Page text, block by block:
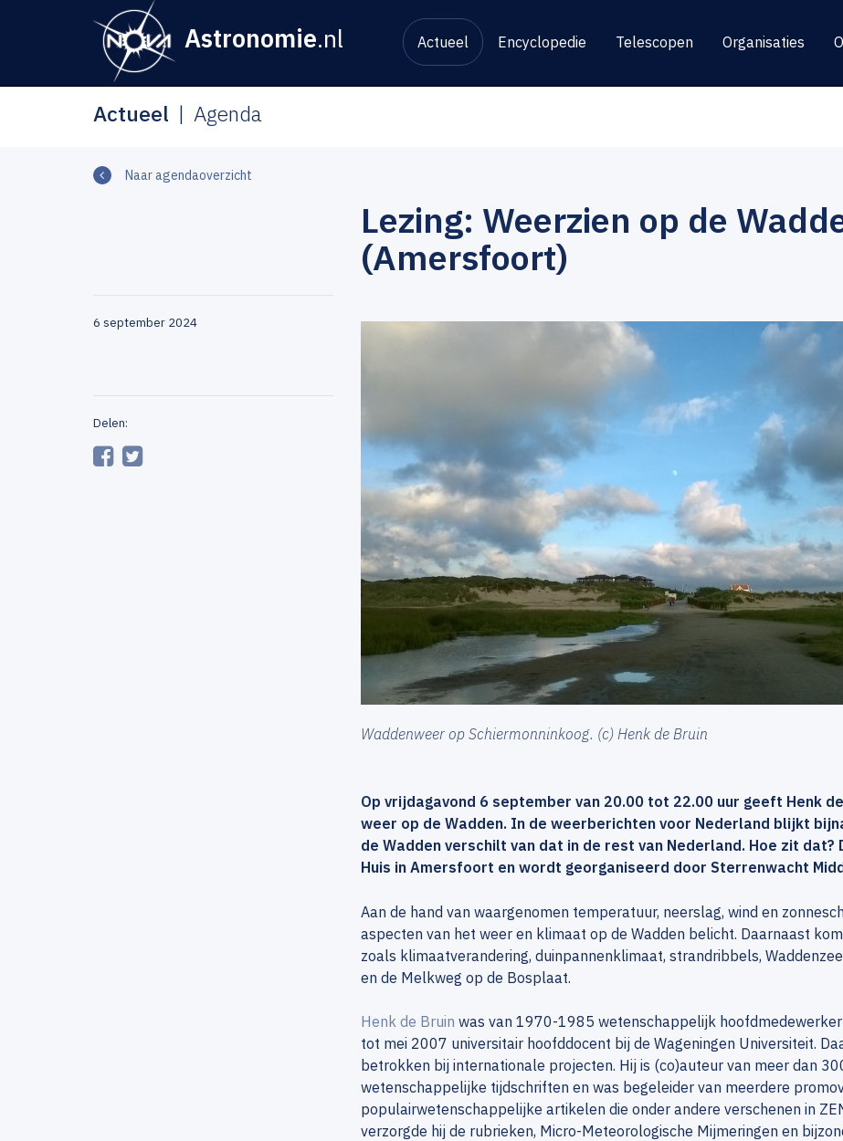
Astronomie.nl Actueel Encyclopedie Telescopen Organisaties
Actueel Agenda
Naar agendaoverzicht
6 september 2024
Delen:
Lezing: Weerzien op de
(Amersfoort)
Waddenweer op Schiermonninkoog. (c) Henk de Bruin
Op vrijdagavond 6 september van 20.00 tot 22.00 uur geeft Henk
weer op de Wadden. In de weerberichten voor Nederland blijkt
de Wadden verschilt van dat in de rest van Nederland. Hoe zit dat?
Huis in Amersfoort en wordt georganiseerd door Sterrenwacht
Aan de hand van waargenomen temperatuur, neerslag, wind en
aspecten van het weer en klimaat op de Wadden belicht. Daarnaast
zoals klimaatverandering, duinpannenklimaat, strandribbels,
en de Melkweg op de Bosplaat.
Henk de Bruin was van 1970-1985 wetenschappelijk
tot mei 2007 universitair hoofddocent bij de Wageningen Universiteit.
betrokken bij internationale projecten. Hij is (co)auteur van meer dan
wetenschappelijke tijdschriften en was begeleider van meerdere
populairwetenschappelijke artikelen die onder andere verschenen in
verzorgde hij de rubrieken, Micro-Meteorologische Mijmeringen en